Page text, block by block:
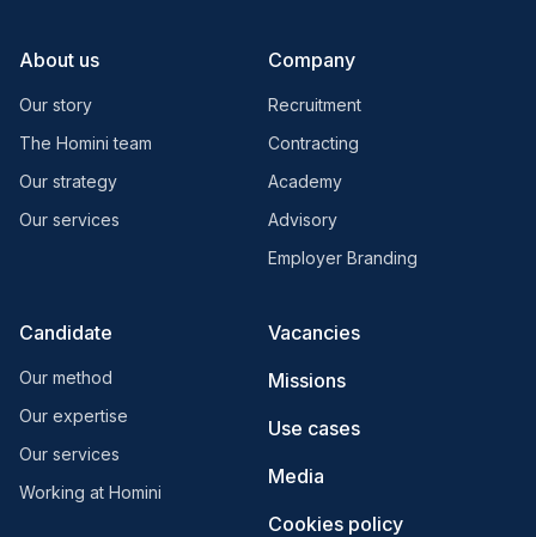
About us
Our story
The Homini team
Our strategy
Our services
Company
Recruitment
Contracting
Academy
Advisory
Employer Branding
Candidate
Our method
Our expertise
Our services
Working at Homini
Vacancies
Missions
Use cases
Media
Cookies policy